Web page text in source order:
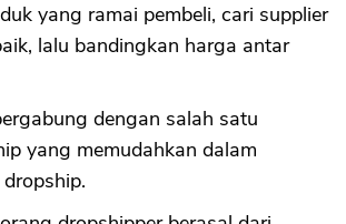
yang ramai pembeli, cari supplier
lalu bandingkan harga antar
dengan salah satu
yang memudahkan dalam